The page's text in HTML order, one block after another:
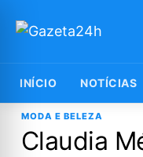
INÍCIO NOTÍCIAS
MODA E BELEZA
Claudia